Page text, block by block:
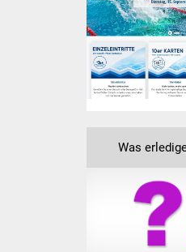
Was